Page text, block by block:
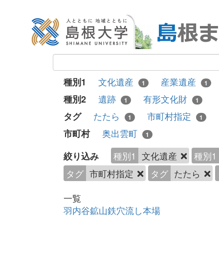
種別1 文化遺産 1 産業遺産 1
種別2 遺跡 1 有形文化財 1
タグ たたら 1 市町村指定 1
市町村
奥出雲町 1
絞り込み 種別1 文化遺産
種別1
タグ 市町村指定 タグ たたら
一覧
羽内谷鉱山鉄穴流し本場